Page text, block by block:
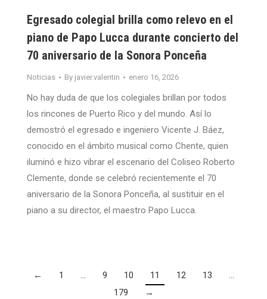
Egresado colegial brilla como relevo en el
piano de Papo Lucca durante concierto del
70 aniversario de la Sonora Ponceña
Noticias By javier.valentin enero 16, 2026
No hay duda de que los colegiales brillan por todos
los rincones de Puerto Rico y del mundo. Así lo
demostró el egresado e ingeniero Vicente J. Báez,
conocido en el ámbito musical como Chente, quien
iluminó e hizo vibrar el escenario del Coliseo Roberto
Clemente, donde se celebró recientemente el 70
aniversario de la Sonora Ponceña, al sustituir en el
piano a su director, el maestro Papo Lucca.
← 1 … 9 10 11 12 13
…
179
→